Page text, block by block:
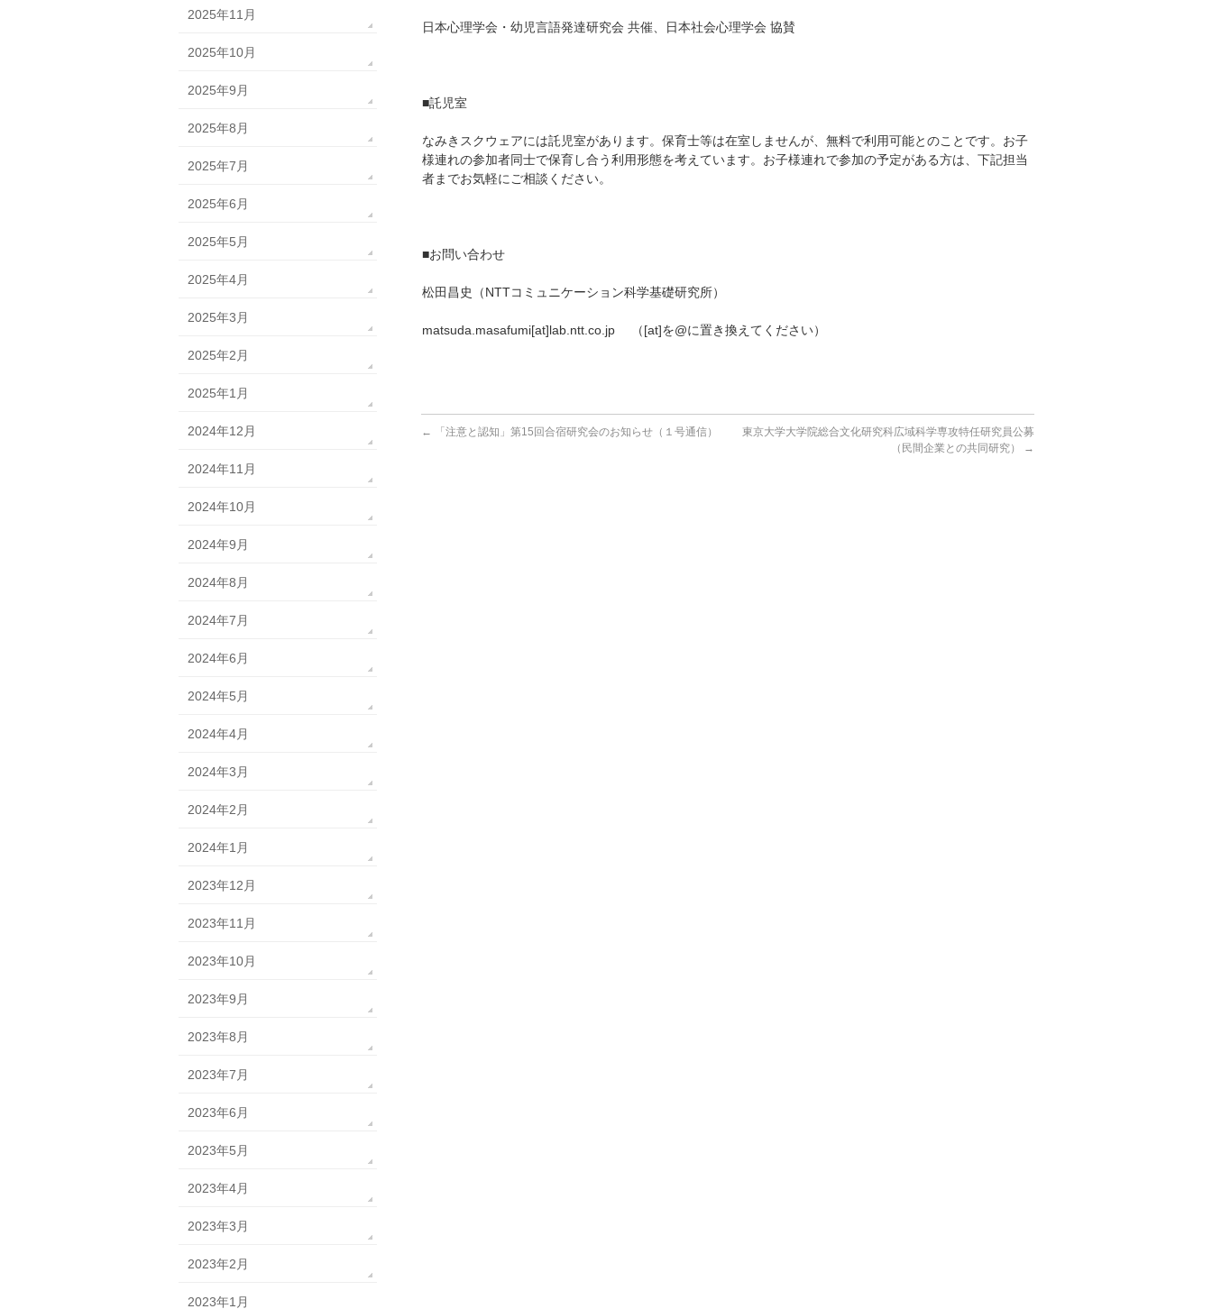
日本心理学会・幼児言語発達研究会 共催、日本社会心理学会 協賛
■託児室
なみきスクウェアには託児室があります。保育士等は在室しませんが、無料で利用可能とのことです。お子
様連れの参加者同士で保育し合う利用形態を考えています。お子様連れで参加の予定がある方は、下記担当
者までお気軽にご相談ください。
■お問い合わせ
松田昌史（NTTコミュニケーション科学基礎研究所）
matsuda.masafumi[at]lab.ntt.co.jp （[at]を@に置き換えてください）
← 「注意と認知」第15回合宿研究会のお知らせ（１号通信）
東京大学大学院総合文化研究科広域科学専攻特任研究員公募
（民間企業との共同研究）
→
2025年11月
2025年10月
2025年9月
2025年8月
2025年7月
2025年6月
2025年5月
2025年4月
2025年3月
2025年2月
2025年1月
2024年12月
2024年11月
2024年10月
2024年9月
2024年8月
2024年7月
2024年6月
2024年5月
2024年4月
2024年3月
2024年2月
2024年1月
2023年12月
2023年11月
2023年10月
2023年9月
2023年8月
2023年7月
2023年6月
2023年5月
2023年4月
2023年3月
2023年2月
2023年1月